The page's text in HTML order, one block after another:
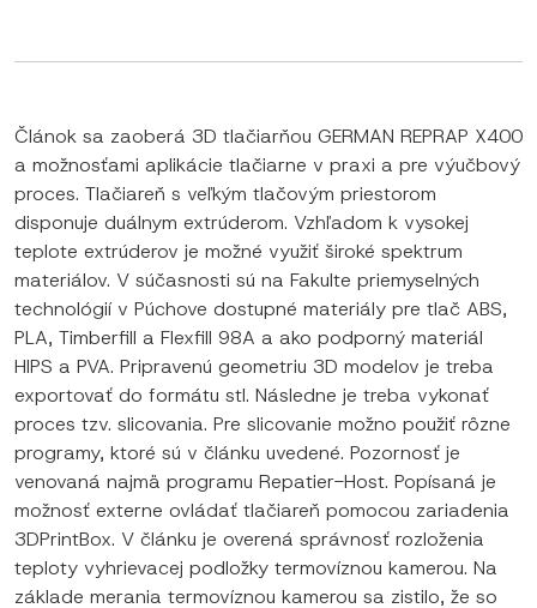
Článok sa zaoberá 3D tlačiarňou GERMAN REPRAP X400
a možnosťami aplikácie tlačiarne v praxi a pre výučbový
proces. Tlačiareň s veľkým tlačovým priestorom
disponuje duálnym extrúderom. Vzhľadom k vysokej
teplote extrúderov je možné využiť široké spektrum
materiálov. V súčasnosti sú na Fakulte priemyselných
technológií v Púchove dostupné materiály pre tlač ABS,
PLA, Timberfill a Flexfill 98A a ako podporný materiál
HIPS a PVA. Pripravenú geometriu 3D modelov je treba
exportovať do formátu stl. Následne je treba vykonať
proces tzv. slicovania. Pre slicovanie možno použiť rôzne
programy, ktoré sú v článku uvedené. Pozornosť je
venovaná najmä programu Repatier-Host. Popísaná je
možnosť externe ovládať tlačiareň pomocou zariadenia
3DPrintBox. V článku je overená správnosť rozloženia
teploty vyhrievacej podložky termovíznou kamerou. Na
základe merania termovíznou kamerou sa zistilo, že so